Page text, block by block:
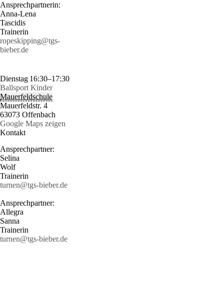
Ansprechpartnerin:
Anna-Lena
Tascidis
Trainerin
ropeskipping@tgs-
bieber.de
Dienstag 16:30–17:30
Ballsport Kinder
Mauerfeldschule
Mauerfeldstr. 4
63073 Offenbach
Google Maps zeigen
Kontakt
Ansprechpartner:
Selina
Wolf
Trainerin
turnen@tgs-bieber.de
Ansprechpartner:
Allegra
Sanna
Trainerin
turnen@tgs-bieber.de